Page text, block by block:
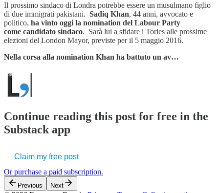
Il prossimo sindaco di Londra potrebbe essere un musulmano figlio
di due immigrati pakistani. Sadiq Khan, 44 anni, avvocato e
politico, ha vinto oggi la nomination del Labour Party
come candidato sindaco. Sarà lui a sfidare i Tories alle prossime
elezioni del London Mayor, previste per il 5 maggio 2016.
Nella corsa alla nomination Khan ha battuto un av…
Continue reading this post for free in the
Substack app
Claim my free post
Or purchase a paid subscription.
Previous Next